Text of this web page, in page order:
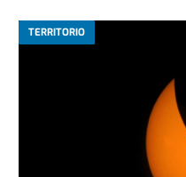
TERRITORIO